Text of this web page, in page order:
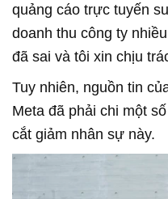
quảng cáo trực tuyến
doanh thu công ty
đã sai và tôi xin chịu
Tuy nhiên, nguồn tin
Meta đã phải chi một
cắt giảm nhân sự này.